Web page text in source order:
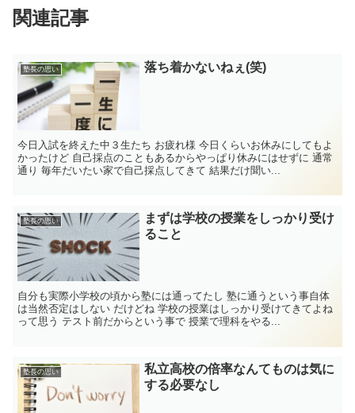
関連記事
塾長の思い 落ち着かないねぇ(笑)
今日入試を終えた中３生たち お疲れ様 今日くらいお休みにしてもよ
かったけど 自己採点のこともあるからやっぱり休みにはせずに 通常
通り 毎年だいたい家で自己採点してきて 結果だけ聞い...
塾長の思い
まずは学校の授業をしっかり受け
ること
自分も実際小学校の頃から塾には通ってたし 塾に通うという事自体
は当然否定はしない だけどね 学校の授業はしっかり受けてきてよね
って思う テスト前だからという事で 授業で理科をやる...
塾長の思い
私立高校の倍率なんてものは気に
する必要なし